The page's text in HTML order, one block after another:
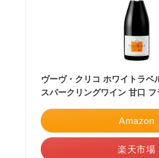
ヴーヴ・クリコ ホワイトラベ
スパークリングワイン 甘口
Amazon
楽天市場